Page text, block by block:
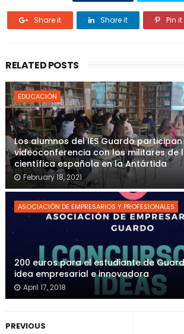
Share it Share it Pin it
RELATED POSTS
EDUCACIÓN
Los alumnos del IES Guardo
videoconferencia con los militares de
científica española en la Antártida
February 18, 2021
ASOCIACIÓN DE EMPRESARIOS Y PROFESIONALES
200 euros para el estudiante de
idea empresarial e innovadora
April 17, 2018
PREVIOUS